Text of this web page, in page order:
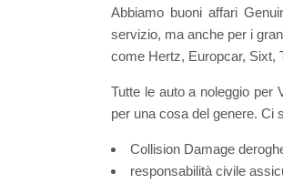
Abbiamo buoni affari
servizio, ma anche per i
come Hertz, Europcar, Sixt,
Tutte le auto a noleggio per
per una cosa del genere. Ci
Collision Damage
responsabilità civile